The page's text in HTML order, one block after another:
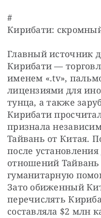
#
Кирибати:
Главный источник
Кирибати —
именем «.tv»,
лицензиями для
тунца, а также
Кирибати
признала
Тайвань от Китая.
после
отношений Тайвань
гуманитарную
Зато обиженный
перечислять
составляла $2 млн